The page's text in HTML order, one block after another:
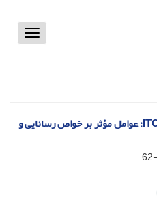
Toggle
پوشش های پلیمری دارای نانوذرات ITO: عوامل مؤثر بر خواص رسانایی و